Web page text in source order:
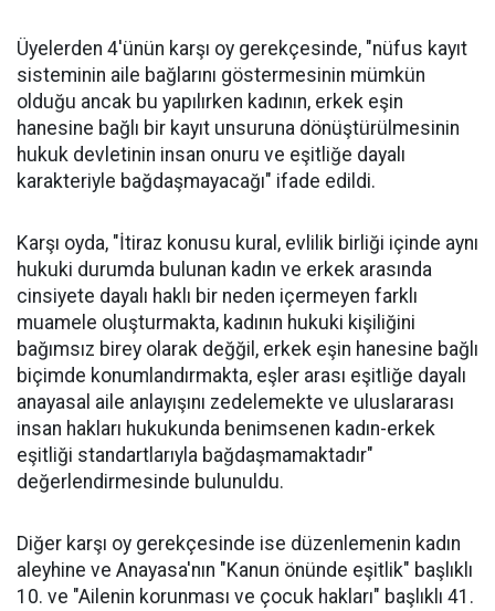
Üyelerden 4'ünün karşı oy gerekçesinde, "nüfus kayıt
sisteminin aile bağlarını göstermesinin mümkün
olduğu ancak bu yapılırken kadının, erkek eşin
hanesine bağlı bir kayıt unsuruna dönüştürülmesinin
hukuk devletinin insan onuru ve eşitliğe dayalı
karakteriyle bağdaşmayacağı" ifade edildi.
Karşı oyda, "İtiraz konusu kural, evlilik birliği içinde aynı
hukuki durumda bulunan kadın ve erkek arasında
cinsiyete dayalı haklı bir neden içermeyen farklı
muamele oluşturmakta, kadının hukuki kişiliğini
bağımsız birey olarak değğil, erkek eşin hanesine bağlı
biçimde konumlandırmakta, eşler arası eşitliğe dayalı
anayasal aile anlayışını zedelemekte ve uluslararası
insan hakları hukukunda benimsenen kadın-erkek
eşitliği standartlarıyla bağdaşmamaktadır"
değerlendirmesinde bulunuldu.
Diğer karşı oy gerekçesinde ise düzenlemenin kadın
aleyhine ve Anayasa'nın "Kanun önünde eşitlik" başlıklı
10. ve "Ailenin korunması ve çocuk hakları" başlıklı 41.